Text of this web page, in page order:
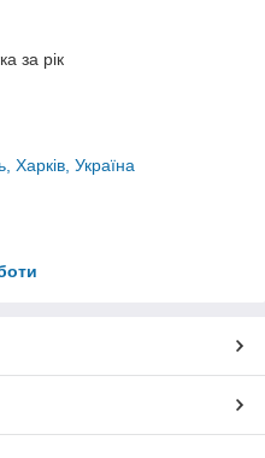
за рік
Харків, Україна